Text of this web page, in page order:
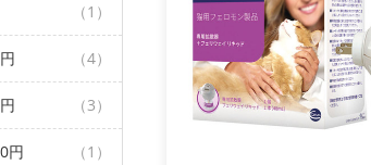
（1）
（4）
（3）
円 （1）